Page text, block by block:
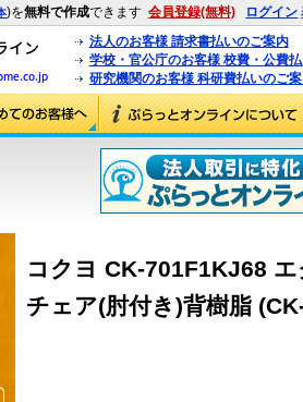
)を無料で作成できます 会員登録(無料) ログイン
法人のお客様 請求書払いのご案内
学校・官公庁のお客様 校費・公費
研究機関のお客様 科研費払いのご
コクヨ CK-701F1KJ68
チェア(肘付き)背樹脂